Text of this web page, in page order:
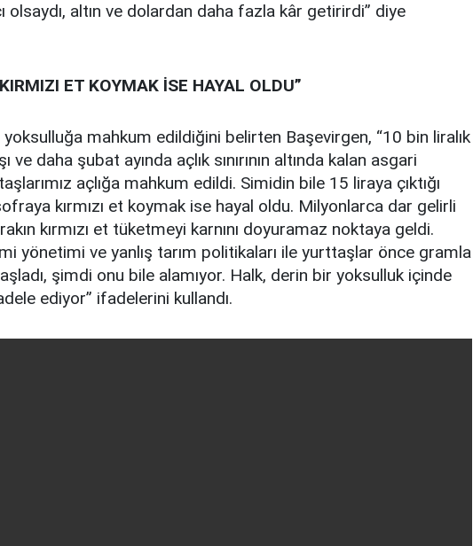
olsaydı, altın ve dolardan daha fazla kâr getirirdi” diye
ET KOYMAK İSE HAYAL OLDU”
mahkum edildiğini belirten Başevirgen, “10 bin liralık
ve daha şubat ayında açlık sınırının altında kalan asgari
açlığa mahkum edildi. Simidin bile 15 liraya çıktığı
kırmızı et koymak ise hayal oldu. Milyonlarca dar gelirli
kırmızı et tüketmeyi karnını doyuramaz noktaya geldi.
yönetimi ve yanlış tarım politikaları ile yurttaşlar önce gramla
şimdi onu bile alamıyor. Halk, derin bir yoksulluk içinde
ediyor” ifadelerini kullandı.